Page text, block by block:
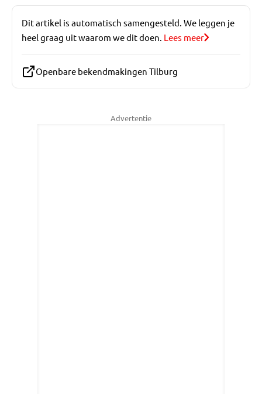
Dit artikel is automatisch samengesteld. We leggen je
heel graag uit waarom we dit doen. Lees meer
Openbare bekendmakingen Tilburg
Advertentie